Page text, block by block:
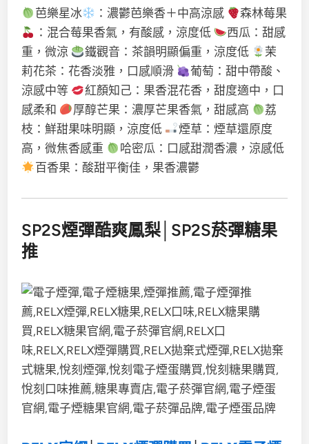
芭樂星冰
：濃鬱芭樂香＋中高涼感
森林莓果
：混合莓果香氣，有酸感，涼度低
西瓜：甜感
重，微涼
鐵觀音：茶韻明顯偏重，涼度低
茉
莉花茶：花香淡雅，口感順滑
葡萄：甜中帶酸、
涼感中等
紅顏知己：果香混花香，甜度適中，口
感柔和
厚醇芒果：濃厚芒果香氣，甜感高
荔
枝：鮮甜果味明顯，涼度低
煙草：煙草還原度
高，微焦香感重
哈密瓜：口感甜潤香濃，涼感低
百香果：酸甜平衡佳，果香濃鬱
SP2S煙彈酷爽鳳梨│SP2S菸彈糖果
推